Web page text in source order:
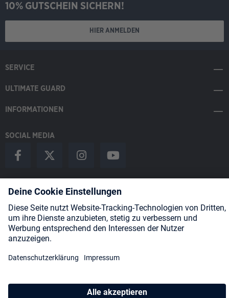
10% GUTSCHEIN SICHERN!
HIER ANMELDEN
SERVICE
ULTIMATE GUARD
INFORMATIONEN
SOCIAL MEDIA
Payment Methods
Shipping